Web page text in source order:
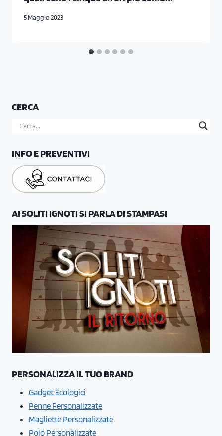
5 Maggio 2023
CERCA
INFO E PREVENTIVI
AI SOLITI IGNOTI SI PARLA DI STAMPASI
PERSONALIZZA IL TUO BRAND
Gadget Ecologici
Penne Personalizzate
Magliette Personalizzate
Polo Personalizzate